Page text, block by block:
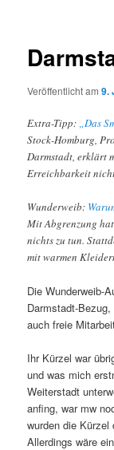
Veröffentlicht am9.
Extra-Tipp: „Das
Stock-Homburg,
Darmstadt, erklärt
Erreichbarkeit
Wunderweib:
Mit Abgrenzung
nichts zu tun.
mit warmen
Die Wunderweib-
Darmstadt-Bezug,
auch freie
Ihr Kürzel war
und was mich
Weiterstadt
anfing, war mw
wurden die Kürzel
Allerdings wäre